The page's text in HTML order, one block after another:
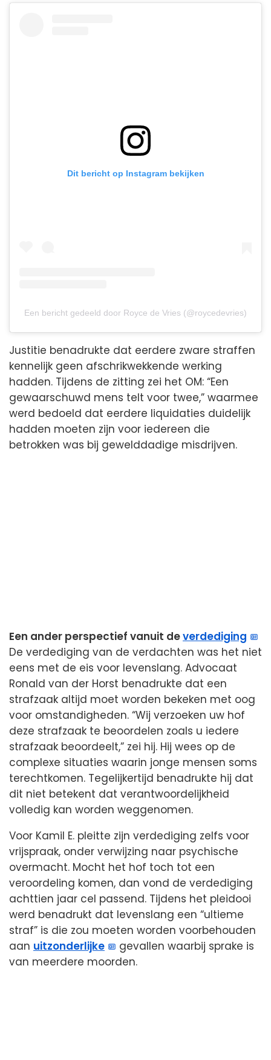
Dit bericht op Instagram bekijken
Een bericht gedeeld door Royce de Vries (@roycedevries)
Justitie benadrukte dat eerdere zware straffen
kennelijk geen afschrikwekkende werking
hadden. Tijdens de zitting zei het OM: “Een
gewaarschuwd mens telt voor twee,” waarmee
werd bedoeld dat eerdere liquidaties duidelijk
hadden moeten zijn voor iedereen die
betrokken was bij gewelddadige misdrijven.
Een ander perspectief vanuit deverdediging
De verdediging van de verdachten was het niet
eens met de eis voor levenslang. Advocaat
Ronald van der Horst benadrukte dat een
strafzaak altijd moet worden bekeken met oog
voor omstandigheden. “Wij verzoeken uw hof
deze strafzaak te beoordelen zoals u iedere
strafzaak beoordeelt,” zei hij. Hij wees op de
complexe situaties waarin jonge mensen soms
terechtkomen. Tegelijkertijd benadrukte hij dat
dit niet betekent dat verantwoordelijkheid
volledig kan worden weggenomen.
Voor Kamil E. pleitte zijn verdediging zelfs voor
vrijspraak, onder verwijzing naar psychische
overmacht. Mocht het hof toch tot een
veroordeling komen, dan vond de verdediging
achttien jaar cel passend. Tijdens het pleidooi
werd benadrukt dat levenslang een “ultieme
straf” is die zou moeten worden voorbehouden
aan uitzonderlijke
gevallen waarbij sprake is
van meerdere moorden.